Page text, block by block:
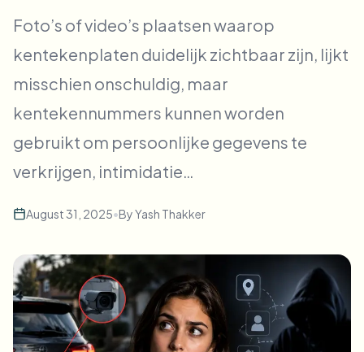
Gezicht wisselen - Video
Video-intelligentie
Batch video vervagen
Verwerk veel video’s in één keer
Bulk gezichtsvervaging
Hoge doorvoer pipelines
Alles vervagen
Enterprise-zones, beleid en beoordeling
API & SDK
Uploads, taken en webhooks automatiseren
Contactformulier
Achtergrondverwijdering in bulk
Foto’s of video’s plaatsen waarop
kentekenplaten duidelijk zichtbaar zijn, lijkt
misschien onschuldig, maar
kentekennummers kunnen worden
gebruikt om persoonlijke gegevens te
verkrijgen, intimidatie…
August 31, 2025•ByYash Thakker